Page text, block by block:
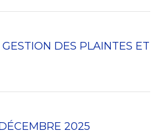
DES PLAINTES ET
2025